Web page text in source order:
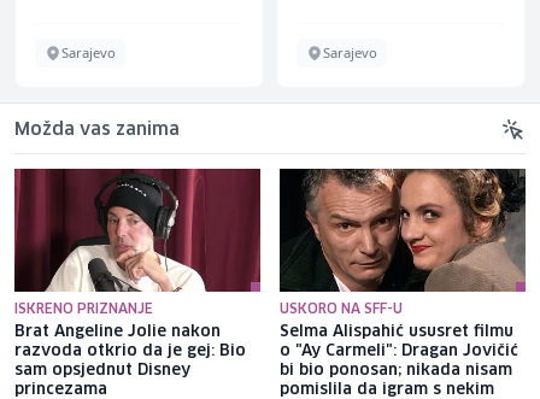
Sarajevo Sarajevo
Možda vas zanima
ISKRENO PRIZNANJE
Brat Angeline Jolie nakon
razvoda otkrio da je gej: Bio
sam opsjednut Disney
princezama
USKORO NA SFF-U
Selma Alispahić ususret filmu
o "Ay Carmeli": Dragan Jovičić
bi bio ponosan; nikada nisam
pomislila da igram s nekim